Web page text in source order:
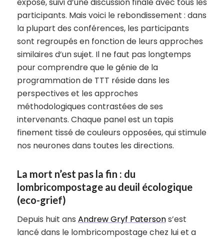
participants. Mais voici le rebondissement : dans
la plupart des conférences, les participants
sont regroupés en fonction de leurs approches
similaires d’un sujet. Il ne faut pas longtemps
pour comprendre que le génie de la
programmation de TTT réside dans les
perspectives et les approches
méthodologiques contrastées de ses
intervenants. Chaque panel est un tapis
finement tissé de couleurs opposées, qui stimule
nos neurones dans toutes les directions.
La mort n’est pas la fin : du
lombricompostage au deuil écologique
(eco-grief)
Depuis huit ans Andrew Gryf Patersons’est
lancé dans le lombricompostage chez lui et a